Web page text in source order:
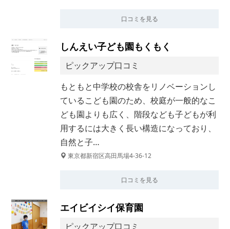
口コミを見る
しんえい子ども園もくもく
ピックアップ口コミ
もともと中学校の校舎をリノベーションし
ているこども園のため、校庭が一般的なこ
ども園よりも広く、階段なども子どもが利
用するには大きく長い構造になっており、
自然と子…
東京都新宿区高田馬場4-36-12
口コミを見る
エイビイシイ保育園
ピックアップ口コミ